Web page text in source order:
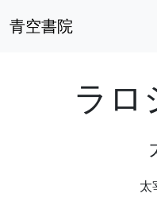
青空書院
ラロ
太